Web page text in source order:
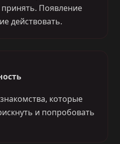
Появление
действовать.
которые
и попробовать